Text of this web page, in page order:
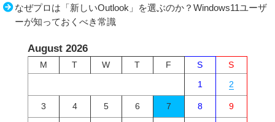
なぜプロは「新しいOutlook」を選ぶのか？Windows11ユーザ
ーが知っておくべき常識
August 2026
M T W T F S
S
1
2
3 4 5 6 7 8 9